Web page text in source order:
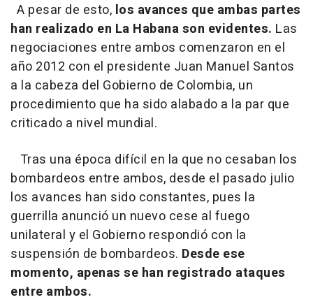
A pesar de esto, los avances que ambas partes
han realizado en La Habana son evidentes. Las
negociaciones entre ambos comenzaron en el
año 2012 con el presidente Juan Manuel Santos
a la cabeza del Gobierno de Colombia, un
procedimiento que ha sido alabado a la par que
criticado a nivel mundial.
Tras una época difícil en la que no cesaban los
bombardeos entre ambos, desde el pasado julio
los avances han sido constantes, pues la
guerrilla anunció un nuevo cese al fuego
unilateral y el Gobierno respondió con la
suspensión de bombardeos. Desde ese
momento, apenas se han registrado ataques
entre ambos.